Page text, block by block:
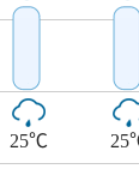
25℃